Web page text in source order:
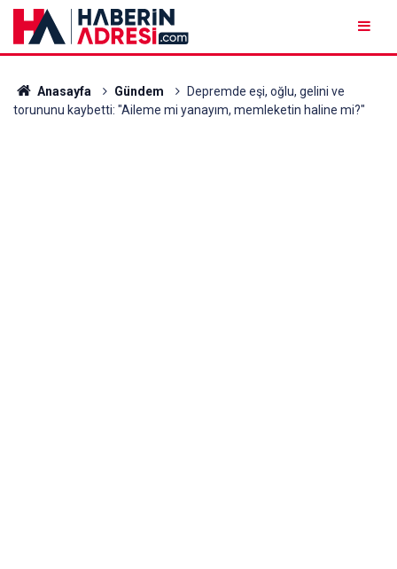
Anasayfa Gündem
Depremde eşi, oğlu, gelini ve
torununu kaybetti: "Aileme mi yanayım, memleketin haline mi?"